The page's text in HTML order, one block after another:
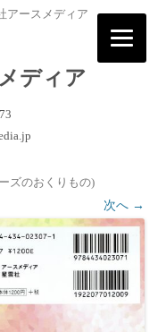
アースメディア
ディア
ズのおくりもの)
次へ →